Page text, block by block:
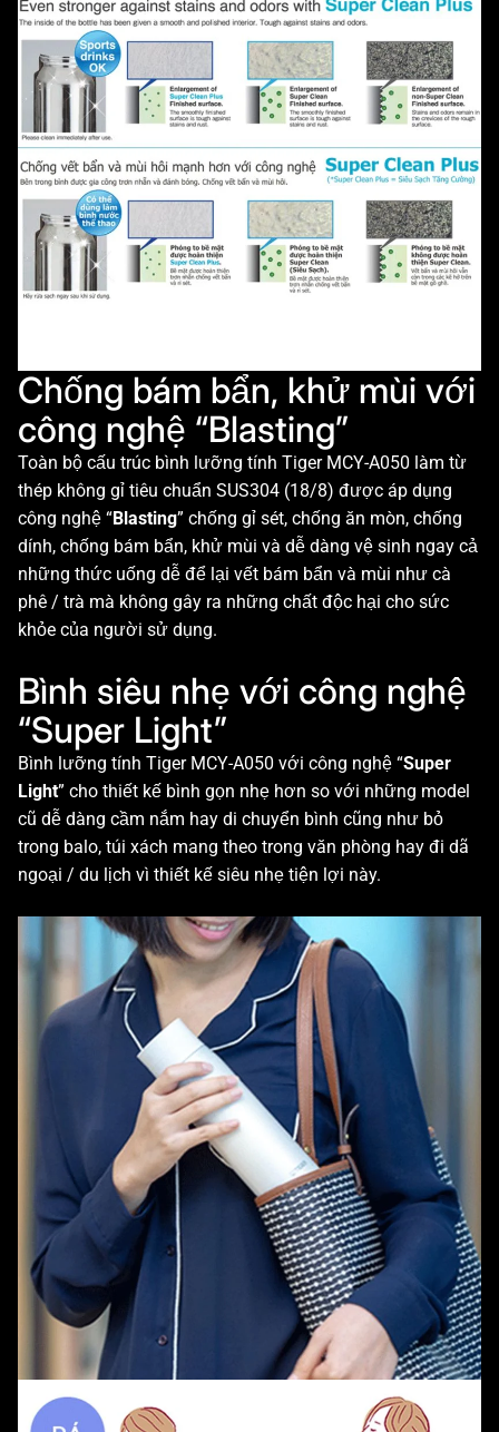
Chống bám bẩn, khử mùi với
công nghệ “Blasting”
Toàn bộ cấu trúc bình lưỡng tính Tiger MCY-A050 làm từ
thép không gỉ tiêu chuẩn SUS304 (18/8) được áp dụng
công nghệ “Blasting” chống gỉ sét, chống ăn mòn, chống
dính, chống bám bẩn, khử mùi và dễ dàng vệ sinh ngay cả
những thức uống dễ để lại vết bám bẩn và mùi như cà
phê / trà mà không gây ra những chất độc hại cho sức
khỏe của người sử dụng.
Bình siêu nhẹ với công nghệ
“Super Light”
Bình lưỡng tính Tiger MCY-A050 với công nghệ “Super
Light” cho thiết kế bình gọn nhẹ hơn so với những model
cũ dễ dàng cầm nắm hay di chuyển bình cũng như bỏ
trong balo, túi xách mang theo trong văn phòng hay đi dã
ngoại / du lịch vì thiết kế siêu nhẹ tiện lợi này.